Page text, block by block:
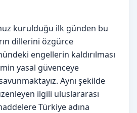
kurulduğu ilk günden bu
dillerini özgürce
engellerin kaldırılması
yasal güvenceye
Aynı şekilde
ilgili uluslararası
Türkiye adına